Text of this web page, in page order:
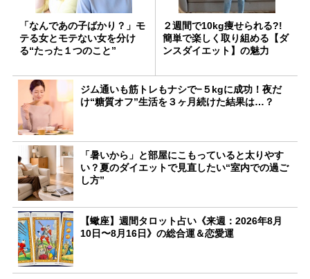
「なんであの子ばかり？」モ
テる女とモテない女を分け
る“たった１つのこと”
２週間で10kg痩せられる?!
簡単で楽しく取り組める【ダ
ンスダイエット】の魅力
ジム通いも筋トレもナシで−５kgに成功！夜だ
け“糖質オフ”生活を３ヶ月続けた結果は…？
「暑いから」と部屋にこもっていると太りやす
い？夏のダイエットで見直したい“室内での過ご
し方”
【蠍座】週間タロット占い《来週：2026年8月
10日〜8月16日》の総合運＆恋愛運